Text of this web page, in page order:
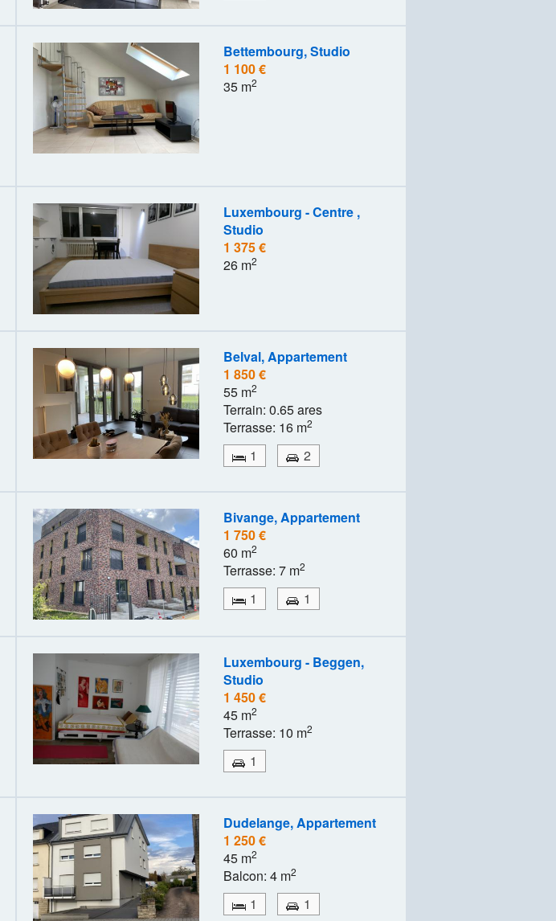
Bettembourg, Studio
1 100 €
35 m2
Luxembourg - Centre ,
Studio
1 375 €
26 m2
Belval, Appartement
1 850 €
55 m2
Terrain: 0.65 ares
Terrasse: 16 m2
1 2
Bivange, Appartement
1 750 €
60 m2
Terrasse: 7 m2
1 1
Luxembourg - Beggen,
Studio
1 450 €
45 m2
Terrasse: 10 m2
1
Dudelange, Appartement
1 250 €
45 m2
Balcon: 4 m2
1 1